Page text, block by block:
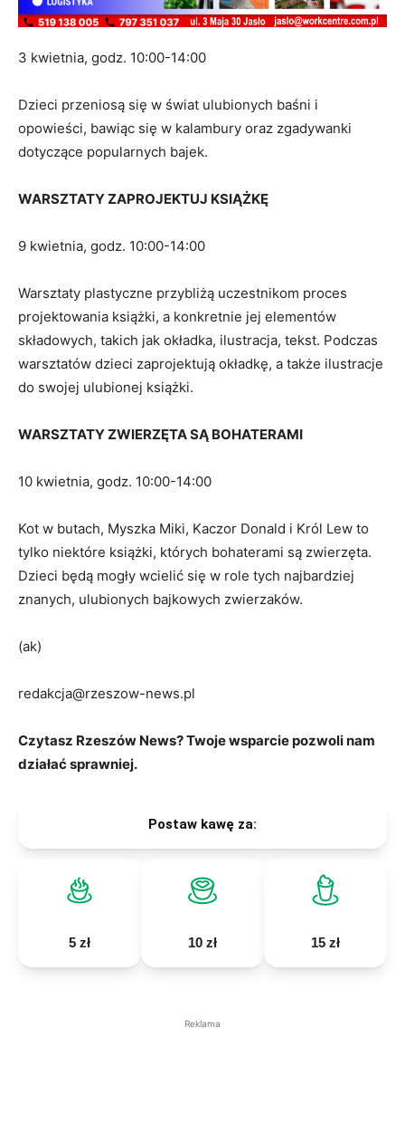
3 kwietnia, godz. 10:00-14:00
Dzieci przeniosą się w świat ulubionych baśni i
opowieści, bawiąc się w kalambury oraz zgadywanki
dotyczące popularnych bajek.
WARSZTATY ZAPROJEKTUJ KSIĄŻKĘ
9 kwietnia, godz. 10:00-14:00
Warsztaty plastyczne przybliżą uczestnikom proces
projektowania książki, a konkretnie jej elementów
składowych, takich jak okładka, ilustracja, tekst. Podczas
warsztatów dzieci zaprojektują okładkę, a także ilustracje
do swojej ulubionej książki.
WARSZTATY ZWIERZĘTA SĄ BOHATERAMI
10 kwietnia, godz. 10:00-14:00
Kot w butach, Myszka Miki, Kaczor Donald i Król Lew to
tylko niektóre książki, których bohaterami są zwierzęta.
Dzieci będą mogły wcielić się w role tych najbardziej
znanych, ulubionych bajkowych zwierzaków.
(ak)
redakcja@rzeszow-news.pl
Czytasz Rzeszów News? Twoje wsparcie pozwoli nam
działać sprawniej.
Postaw kawę za:
5 zł 10 zł 15 zł
Reklama